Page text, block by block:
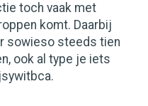
toch vaak met
komt. Daarbij
sowieso steeds tien
ook al type je iets